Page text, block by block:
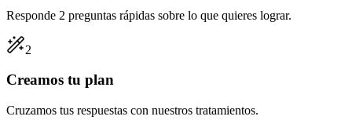
Responde 2 preguntas rápidas sobre lo que quieres lograr.
2
Creamos tu plan
Cruzamos tus respuestas con nuestros tratamientos.